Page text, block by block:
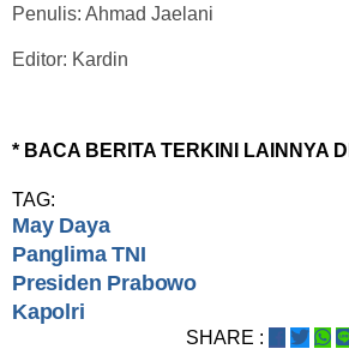
Penulis: Ahmad Jaelani
Editor: Kardin
* BACA BERITA TERKINI LAINNYA DI
TAG:
May Daya
Panglima TNI
Presiden Prabowo
Kapolri
SHARE :